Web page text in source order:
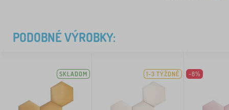
PODOBNÉ VÝROBKY:
SKLADOM 1-3 TÝŽDNĚ -8%